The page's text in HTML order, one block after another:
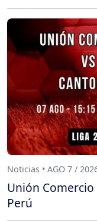
Noticias • AGO 7 /
Unión
Perú